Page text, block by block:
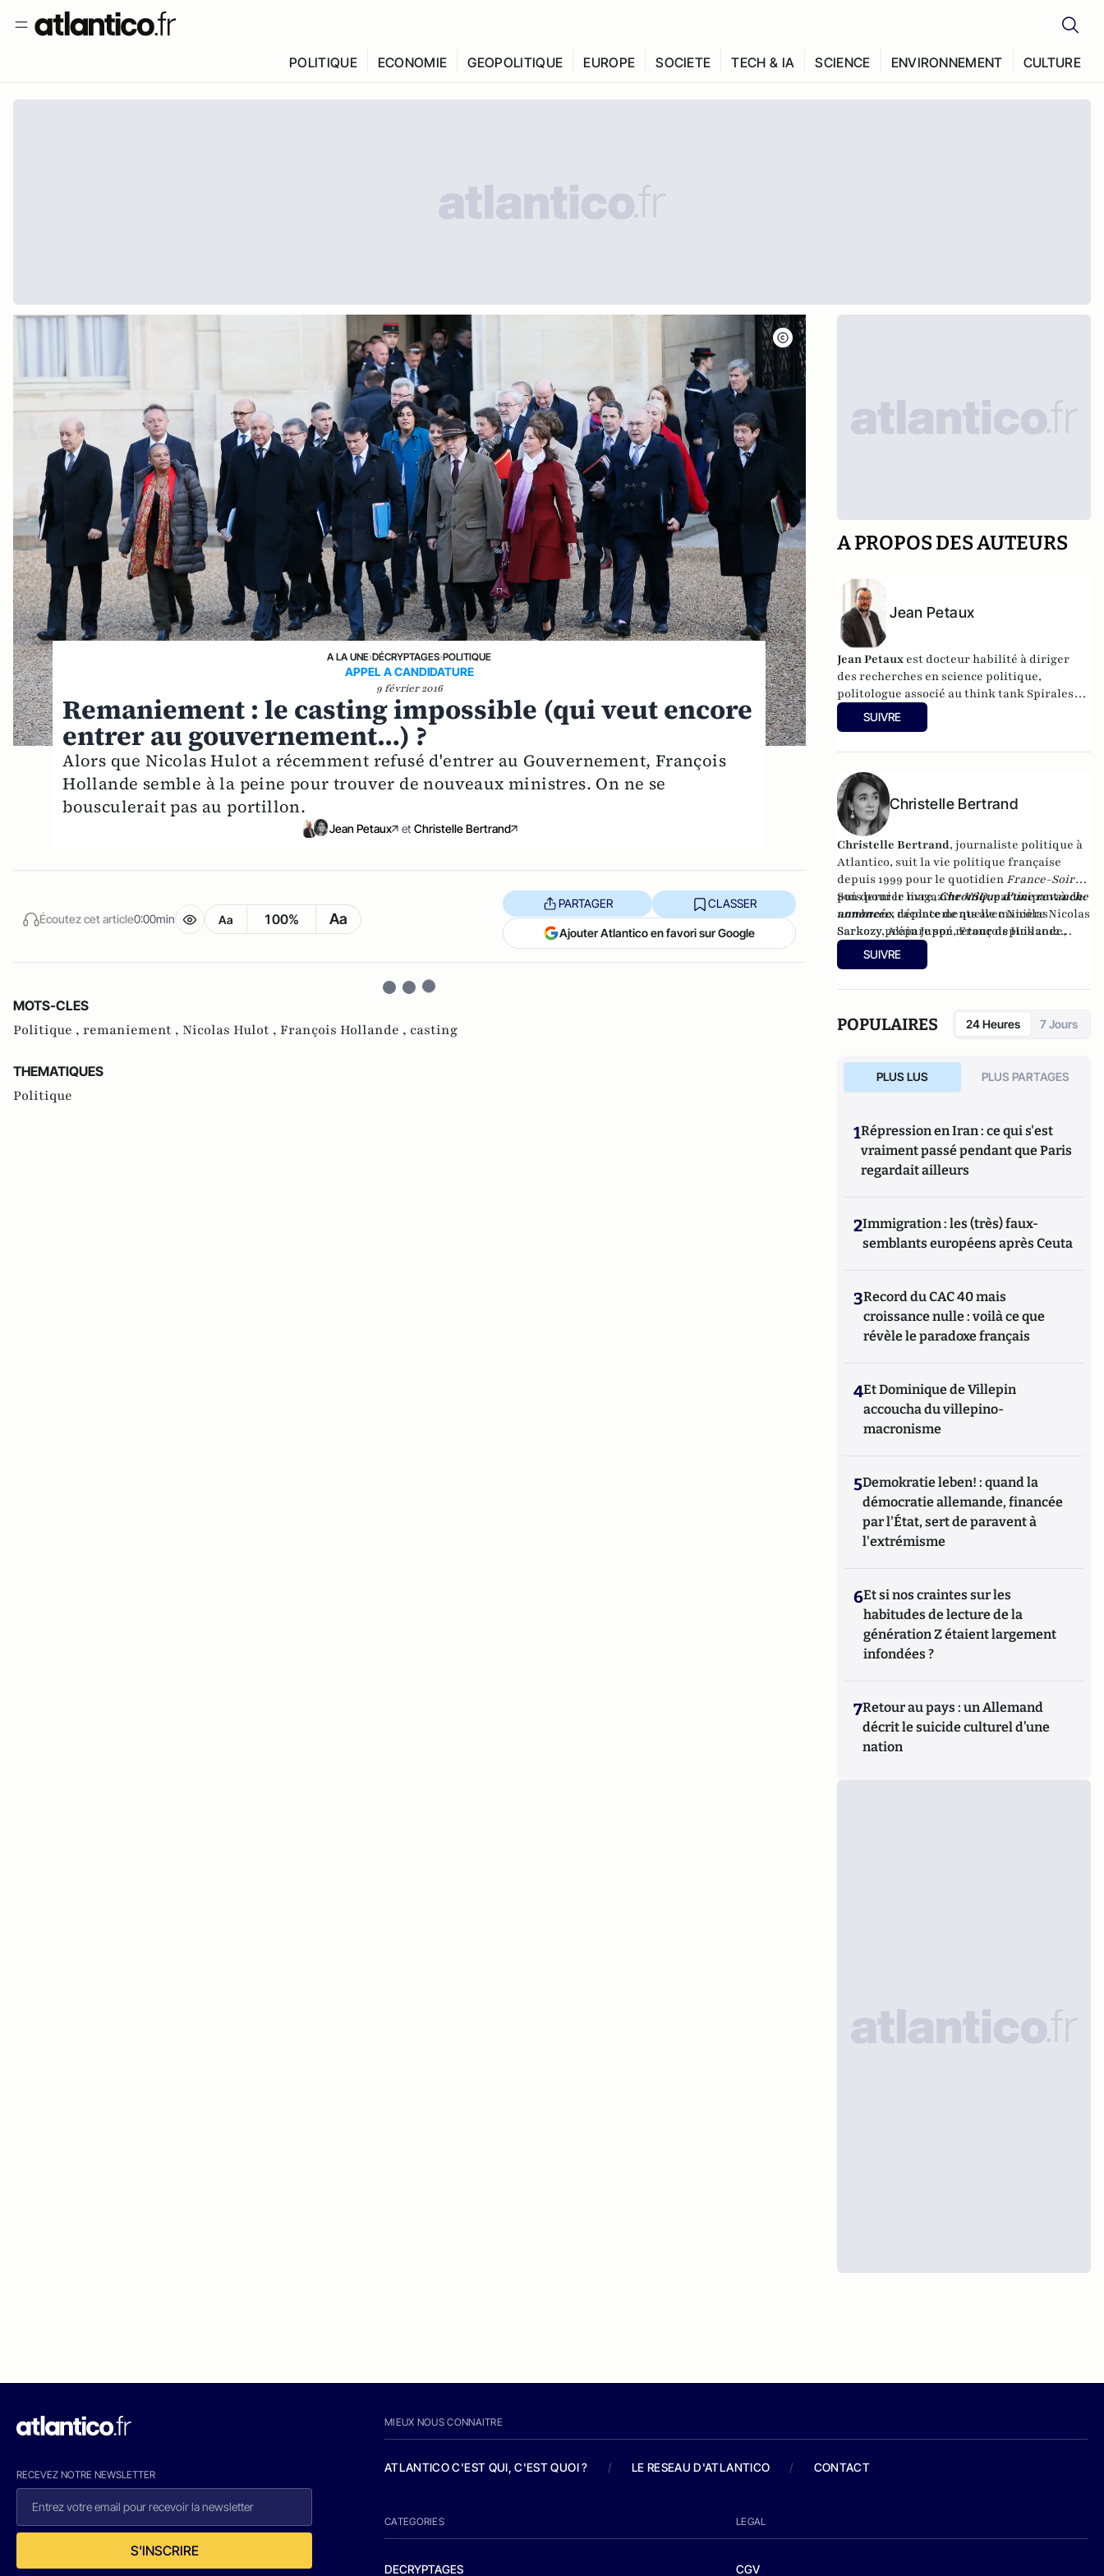
POLITIQUE ECONOMIE GEOPOLITIQUE EUROPE SOCIETE TECH & IA SCIENCE ENVIRONNEMENT CULTURE
A LA UNE›DÉCRYPTAGES›POLITIQUE
APPEL A CANDIDATURE
9 février 2016
Remaniement : le casting impossible (qui veut encore
entrer au gouvernement…) ?
Alors que Nicolas Hulot a récemment refusé d'entrer au Gouvernement, François
Hollande semble à la peine pour trouver de nouveaux ministres. On ne se
bousculerait pas au portillon.
Jean Petaux et Christelle Bertrand
Écoutez cet article0:00min Aa 100% Aa
PARTAGER CLASSER
Ajouter Atlantico en favori sur Google
MOTS-CLES
Politique , remaniement , Nicolas Hulot , François Hollande , casting
THEMATIQUES
Politique
A PROPOS DES AUTEURS
Jean Petaux
Jean Petaux est docteur habilité à diriger
des recherches en science politique,
politologue associé au think tank Spirales
Institut.SUIVRE
Christelle Bertrand
Christelle Bertrand, journaliste politique à
Atlantico, suit la vie politique française
depuis 1999 pour le quotidien France-Soir,
puis pour le magazineVSD, participant à de
nombreux déplacements avec Nicolas
Sarkozy, Alain Juppé, François Hollande,
François Bayrou ou encore Ségolène Royal.
Son dernier livre,Chronique d'une revanche
annoncée,raconte de quelle manière Nicolas
Sarkozy prépare son retour depuis 2012
(Editions Du Moment, 2014).
SUIVRE
POPULAIRES 24 Heures 7 Jours
PLUS LUS PLUS PARTAGES
1Répression en Iran : ce qui s'est
vraiment passé pendant que Paris
regardait ailleurs
2Immigration : les (très) faux-
semblants européens après Ceuta
3Record du CAC 40 mais
croissance nulle : voilà ce que
révèle le paradoxe français
4Et Dominique de Villepin
accoucha du villepino-
macronisme
5Demokratie leben! : quand la
démocratie allemande, financée
par l'État, sert de paravent à
l'extrémisme
6Et si nos craintes sur les
habitudes de lecture de la
génération Z étaient largement
infondées ?
7Retour au pays : un Allemand
décrit le suicide culturel d’une
nation
RECEVEZ NOTRE NEWSLETTER
S'INSCRIRE
MIEUX NOUS CONNAITRE
ATLANTICO C'EST QUI, C'EST QUOI ? / LE RESEAU D'ATLANTICO / CONTACT
CATEGORIES
DECRYPTAGES
LEGAL
CGV